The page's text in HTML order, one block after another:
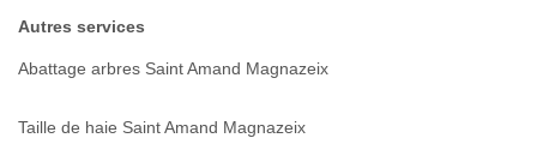
Autres services
Abattage arbres Saint Amand Magnazeix
Taille de haie Saint Amand Magnazeix